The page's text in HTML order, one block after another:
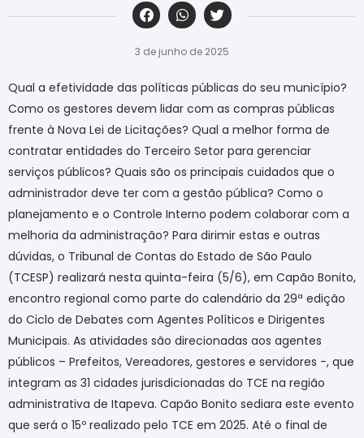
‎ ‎ ‎ ‎ ‎ ‎ ‎ ‎ ‎ ‎ ‎ ‎ ‎ ‎ ‎ ‎ ‎ ‎ ‎ ‎ ‎ ‎ ‎ ‎ ‎ ‎ ‎ ‎ ‎ ‎ ‎
3 de junho de 2025
Qual a efetividade das políticas públicas do seu município?
Como os gestores devem lidar com as compras públicas
frente à Nova Lei de Licitações? Qual a melhor forma de
contratar entidades do Terceiro Setor para gerenciar
serviços públicos? Quais são os principais cuidados que o
administrador deve ter com a gestão pública? Como o
planejamento e o Controle Interno podem colaborar com a
melhoria da administração? Para dirimir estas e outras
dúvidas, o Tribunal de Contas do Estado de São Paulo
(TCESP) realizará nesta quinta-feira (5/6), em Capão Bonito,
encontro regional como parte do calendário da 29ª edição
do Ciclo de Debates com Agentes Políticos e Dirigentes
Municipais. As atividades são direcionadas aos agentes
públicos – Prefeitos, Vereadores, gestores e servidores -, que
integram as 31 cidades jurisdicionadas do TCE na região
administrativa de Itapeva. Capão Bonito sediara este evento
que será o 15º realizado pelo TCE em 2025. Até o final de